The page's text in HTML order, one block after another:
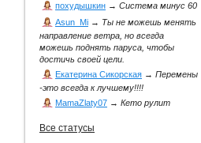
похудышкин → Система минус 60
Asun_Mi → Ты не можешь менять
направление ветра, но всегда
можешь поднять паруса, чтобы
достичь своей цели.
Екатерина Сикорская → Перемены
-это всегда к лучшему!!!!
MamaZlaty07 → Кето рулит
Все статусы